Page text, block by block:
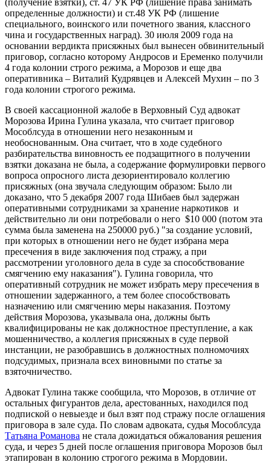
определенные должности) и ст.48 УК РФ (лишение
специального, воинского или почетного звания, классного
чина и государственных наград). 30 июля 2009 года на
основании вердикта присяжных был вынесен обвинительный
приговор, согласно которому Андросов и Еременко получили
4 года колонии строго режима, а Морозов и еще два
оперативника – Виталий Кудрявцев и Алексей Мухин – по 3
года колонии строгого режима.
В своей кассационной жалобе в Верховный Суд адвокат
Морозова Ирина Гулина указала, что считает приговор
Мособлсуда в отношении него незаконным и
необоснованным. Она считает, что в ходе судебного
разбирательства виновность ее подзащитного в получении
взятки доказана не была, а содержание формулировки первого
вопроса опросного листа дезориентировало коллегию
присяжных (она звучала следующим образом: Было ли
доказано, что 5 декабря 2007 года Шибаев был задержан
оперативными сотрудниками за хранение наркотиков и
действительно ли они потребовали о него $10 000 (потом эта
сумма была заменена на 250000 руб.) "за создание условий,
при которых в отношении него не будет избрана мера
пресечения в виде заключения под стражу, а при
рассмотрении уголовного дела в суде за способствование
смягчению ему наказания"). Гулина говорила, что
оперативный сотрудник не может избрать меру пресечения в
отношении задержанного, а тем более способствовать
назначению или смягчению меры наказания. Поэтому
действия Морозова, указывала она, должны быть
квалифицированы не как должностное преступление, а как
мошенничество, а коллегия присяжных в суде первой
инстанции, не разобравшись в должностных полномочиях
подсудимых, признала всех виновными по статье за
взяточничество.
Адвокат Гулина также сообщила, что Морозов, в отличие от
остальных фигурантов дела, арестованных, находился под
подпиской о невыезде и был взят под стражу после оглашения
приговора в зале суда. По словам адвоката, судья Мособлсуда
Татьяна Романова не стала дожидаться обжалования решения
суда, и через 5 дней после оглашения приговора Морозов был
этапирован в колонию строгого режима в Мордовии.